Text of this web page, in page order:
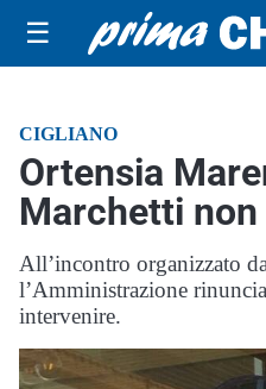
☰
CIGLIANO
Ortensia
Marchetti non
All’incontro organizzato
l’Amministrazione
intervenire.